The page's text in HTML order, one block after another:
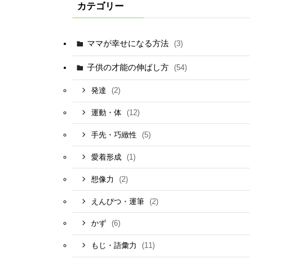
カテゴリー
ママが幸せになる方法 (3)
子供の才能の伸ばし方 (54)
発達 (2)
運動・体 (12)
手先・巧緻性 (5)
愛着形成 (1)
想像力 (2)
えんぴつ・運筆 (2)
かず (6)
もじ・語彙力 (11)